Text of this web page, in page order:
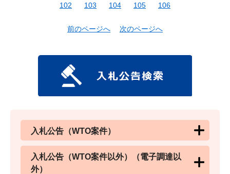
102
103 104 105 106
前のページへ 次のページへ
入札公告（WTO案件）
入札公告（WTO案件以外）（電子調達以
外）